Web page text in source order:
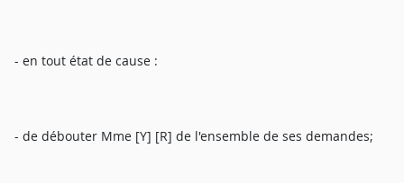
- en tout état de cause :
- de débouter Mme [Y] [R] de l'ensemble de ses demandes;